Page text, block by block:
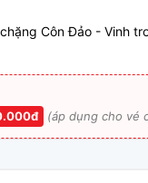
Côn Đảo - Vinh
(áp dụng cho vé